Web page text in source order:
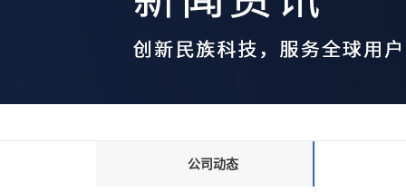
公司动态